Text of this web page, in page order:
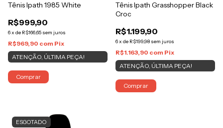
Tênis Ipath 1985 White
R$999,90
6x de R$166,65 sem juros
R$969,90 com Pix
ATENÇÃO, ÚLTIMA PEÇA!
Comprar
Tênis Ipath Grasshopper Black
Croc
R$1.199,90
6x de R$199,98 sem juros
R$1.163,90 com Pix
ATENÇÃO, ÚLTIMA PEÇA!
Comprar
ESGOTADO